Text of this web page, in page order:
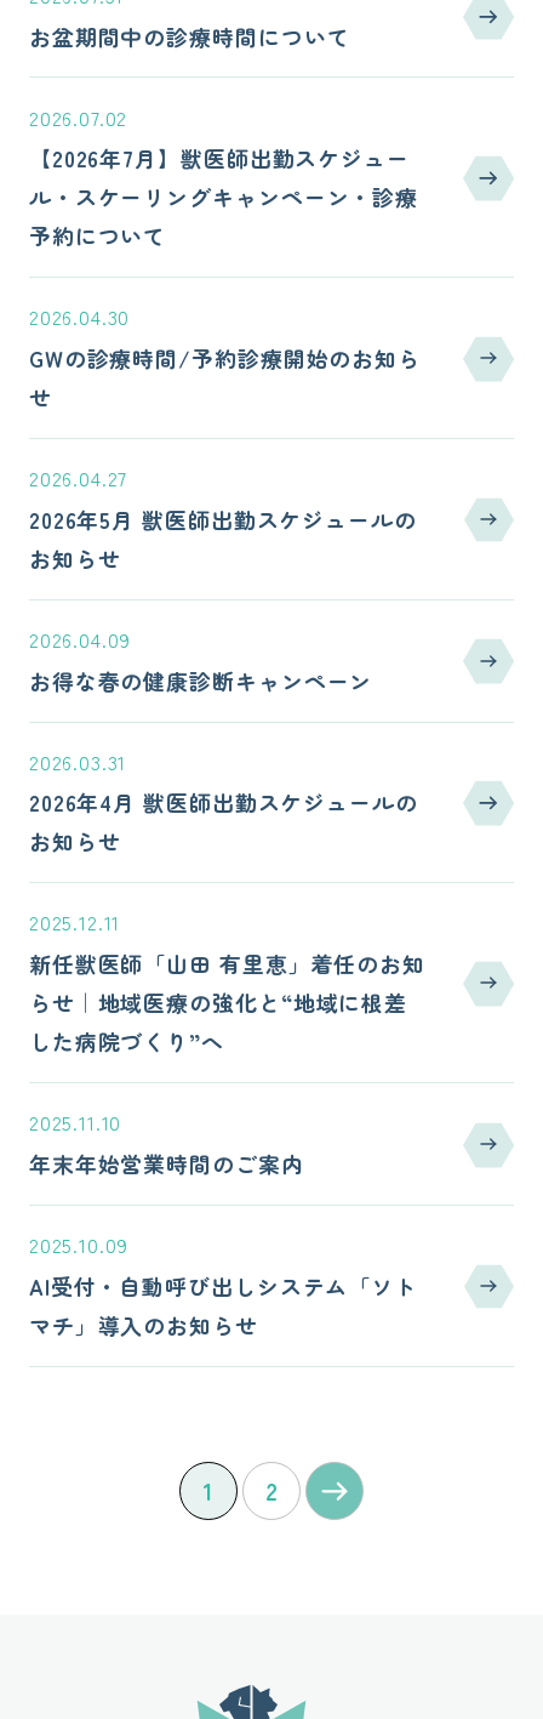
お盆期間中の診療時間について
2026.07.02
【2026年7月】獣医師出勤スケジュー
ル・スケーリングキャンペーン・診療
予約について
2026.04.30
GWの診療時間/予約診療開始のお知ら
せ
2026.04.27
2026年5月 獣医師出勤スケジュールの
お知らせ
2026.04.09
お得な春の健康診断キャンペーン
2026.03.31
2026年4月 獣医師出勤スケジュールの
お知らせ
2025.12.11
新任獣医師「山田 有里恵」着任のお知
らせ｜地域医療の強化と“地域に根差
した病院づくり”へ
2025.11.10
年末年始営業時間のご案内
2025.10.09
AI受付・自動呼び出しシステム「ソト
マチ」導入のお知らせ
1 2